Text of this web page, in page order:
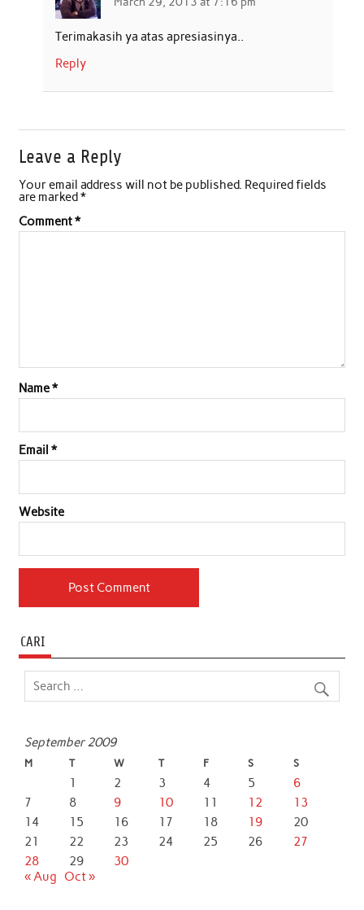
Terimakasih ya atas apresiasinya..
Reply
Leave a Reply
Your email address will not be published. Required fields
are marked*
Comment*
Name*
Email *
Website
CARI
September 2009
M T W T F S S
1 2 3 4 5
6
7
8 9 10 11 12
13
14
15 16 17 18 19
20
21
22 23 24 25 26
27
28
29
30
« Aug
Oct »